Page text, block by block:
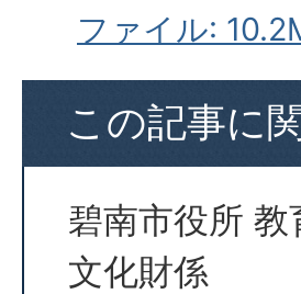
ファイル:
この記事に
碧南市役所
文化財係